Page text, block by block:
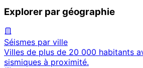
Explorer par géographie
Séismes par ville
Villes de plus de 20 000 habitants
sismiques à proximité.